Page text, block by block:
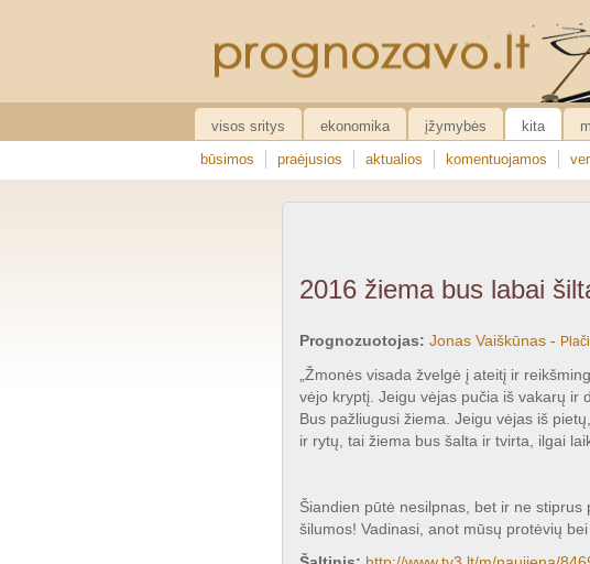
visos sritys ekonomika įžymybės kita
būsimos
praėjusios aktualios komentuojamos
2016 žiema bus labai
Prognozuotojas: Jonas Vaiškūnas -
„Žmonės visada žvelgė į ateitį ir
vėjo kryptį. Jeigu vėjas pučia iš vakarų ir
Bus pažliugusi žiema. Jeigu vėjas iš
ir rytų, tai žiema bus šalta ir tvirta, ilgai
Šiandien pūtė nesilpnas, bet ir ne
šilumos! Vadinasi, anot mūsų protėvių